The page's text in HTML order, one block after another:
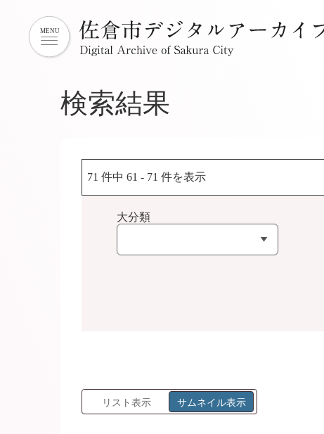
検索結果
71 件中 61 - 71 件を表示
大分類
リスト表示 サムネイル表示